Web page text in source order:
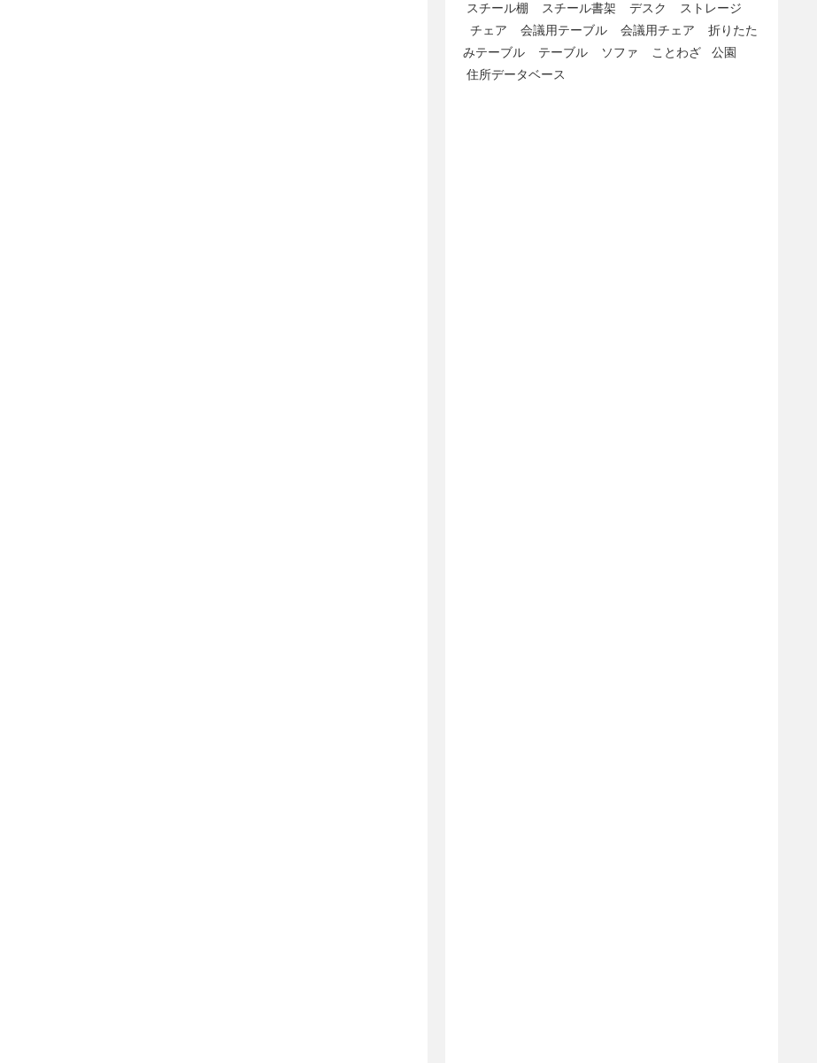
スチール棚 スチール書架 デスク
ストレージ
チェア
会議用テーブル 会議用チェア
折りたた
みテーブル
テーブル ソファ ことわざ
公園
住所データベース